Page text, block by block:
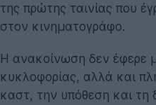
της πρώτης ταινίας που
στον κινηματογράφο.
Η ανακοίνωση δεν έφερε
κυκλοφορίας, αλλά και
καστ, την υπόθεση και τη